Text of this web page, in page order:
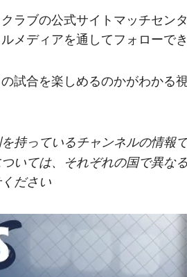
ラブの公式サイトマッチセン
メディアを通してフォローでき
試合を楽しめるのかがわかる
持っているチャンネルの情報
いては、それぞれの国で異な
ださい